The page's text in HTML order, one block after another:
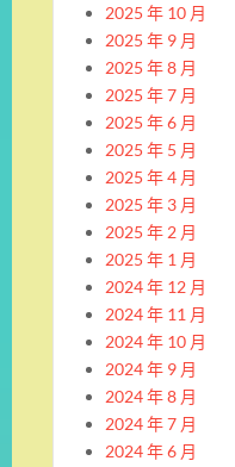
2025 年 10 月
2025 年 9 月
2025 年 8 月
2025 年 7 月
2025 年 6 月
2025 年 5 月
2025 年 4 月
2025 年 3 月
2025 年 2 月
2025 年 1 月
2024 年 12 月
2024 年 11 月
2024 年 10 月
2024 年 9 月
2024 年 8 月
2024 年 7 月
2024 年 6 月